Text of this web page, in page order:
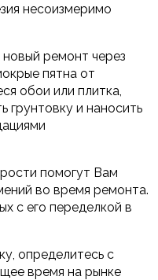
несоизмеримо
ремонт через
пятна от
обои или плитка,
грунтовку и наносить
помогут Вам
во время ремонта.
с его переделкой в
определитесь с
время на рынке